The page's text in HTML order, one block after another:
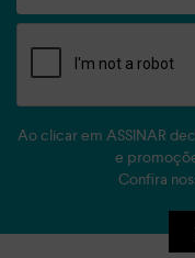
Ao clicar em ASSINAR
e
Confira